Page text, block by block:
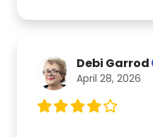
Debi Garrod
April 28, 2026